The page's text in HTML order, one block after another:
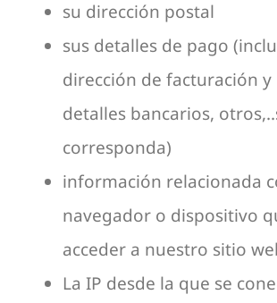
su dirección postal
sus detalles de pago
dirección de facturación y
detalles bancarios,
corresponda)
información relacionada
navegador o dispositivo
acceder a nuestro sitio
La IP desde la que se